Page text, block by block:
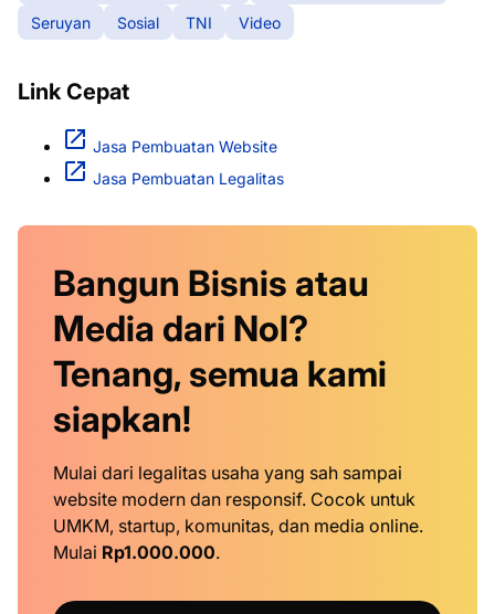
Seruyan
Sosial TNI Video
Link Cepat
Jasa Pembuatan Website
Jasa Pembuatan Legalitas
Bangun Bisnis atau
Media dari Nol?
Tenang, semua kami
siapkan!
Mulai dari legalitas usaha yang sah sampai
website modern dan responsif. Cocok untuk
UMKM, startup, komunitas, dan media online.
Mulai Rp1.000.000.